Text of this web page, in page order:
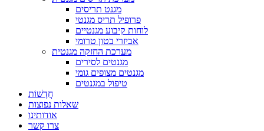
מגנט תריסים
פרופיל תריס מגנטי
לוחות קיבוע מגנטיים
אביזרי בטון טרומי
מערכת החזקה מגנטית
מגנטים לסירים
מגנטים מצופים גומי
טיפול במגנטים
חֲדָשׁוֹת
שאלות נפוצות
אודותינו
צרו קשר